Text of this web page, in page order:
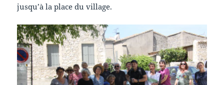
jusqu’à la place du village.